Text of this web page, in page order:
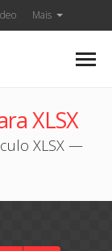
Mais
XLSX
XLSX —